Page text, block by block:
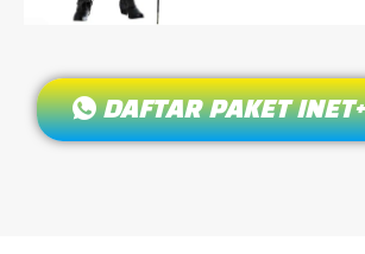
DAFTAR PAKET